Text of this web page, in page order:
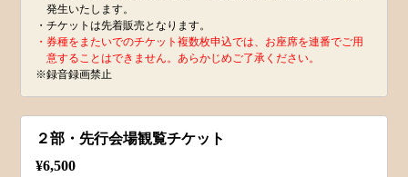
発生いたします。
・チケットは先着販売となります。
・券種をまたいでのチケット複数枚申込では、お座席を連番でご用
意することはできません。あらかじめご了承ください。
※録音録画禁止
２部・先行会場観覧チケット
¥6,500